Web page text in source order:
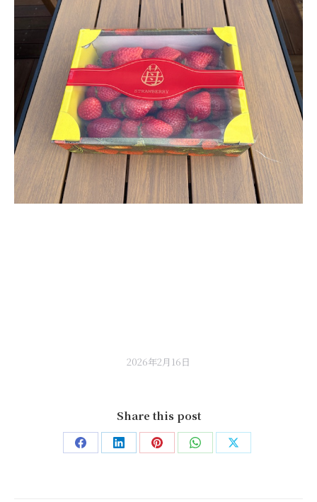
2026年2月16日
Share this post
Share Share Share Share Share